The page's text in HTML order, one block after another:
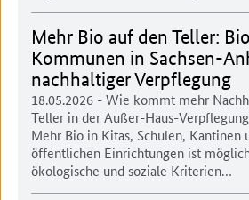
Mehr Bio auf den Teller:
Kommunen in Sachsen-
nachhaltiger Verpflegung
18.05.2026 - Wie kommt mehr
Teller in der Außer-Haus-
Mehr Bio in Kitas, Schulen, Kantinen
öffentlichen Einrichtungen ist
ökologische und soziale Kriterien…